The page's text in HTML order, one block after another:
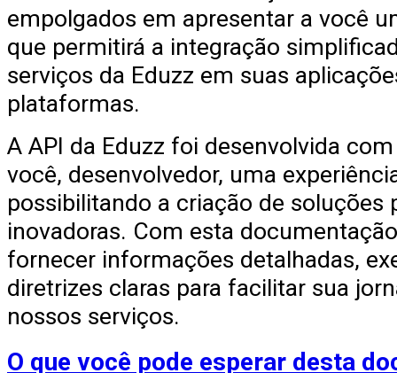
empolgados em apresentar a você
que permitirá a integração
serviços da Eduzz em suas
plataformas.
A API da Eduzz foi desenvolvida
você, desenvolvedor, uma
possibilitando a criação de soluções
inovadoras. Com esta
fornecer informações detalhadas,
diretrizes claras para facilitar sua
nossos serviços.
O que você pode esperar desta